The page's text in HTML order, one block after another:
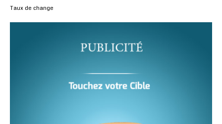
Taux de change